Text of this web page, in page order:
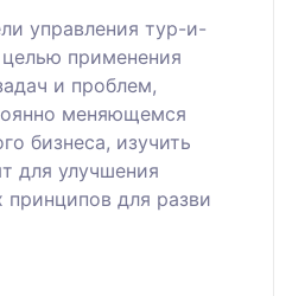
управления тур-и-
целью применения
и проблем,
меняющемся
бизнеса, изучить
для улучшения
для разви